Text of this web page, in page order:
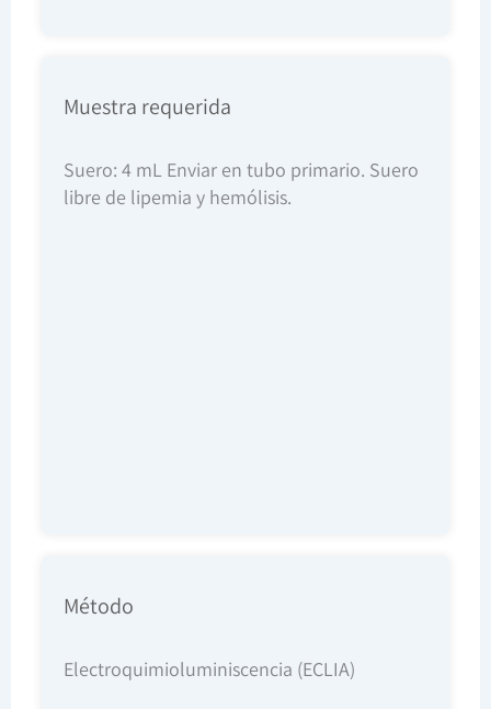
Muestra requerida
Suero: 4 mL Enviar en tubo primario. Suero
libre de lipemia y hemólisis.
Método
Electroquimioluminiscencia (ECLIA)